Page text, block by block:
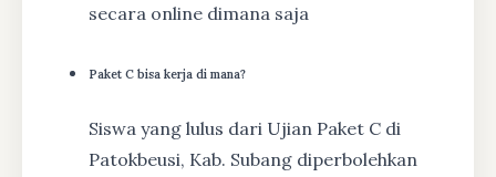
secara online dimana saja
Paket C bisa kerja di mana?
Siswa yang lulus dari Ujian Paket C di
Patokbeusi, Kab. Subang diperbolehkan